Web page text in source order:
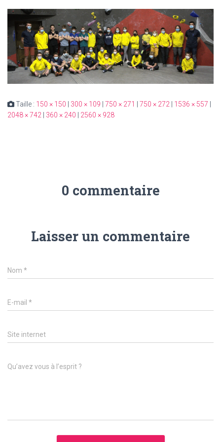
Taille : 150 × 150 | 300 × 109 | 750 × 271 | 750 × 272 | 1536 × 557 |
2048 × 742 | 360 × 240 | 2560 × 928
0 commentaire
Laisser un commentaire
Nom *
E-mail *
Site internet
Qu’avez vous à l’esprit ?